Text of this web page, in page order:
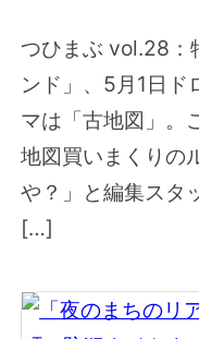
つひまぶ vol.28：
ンド」、5月1日ド
マは「古地図」。
地図買いまくりの
や？」と編集スタ
[…]